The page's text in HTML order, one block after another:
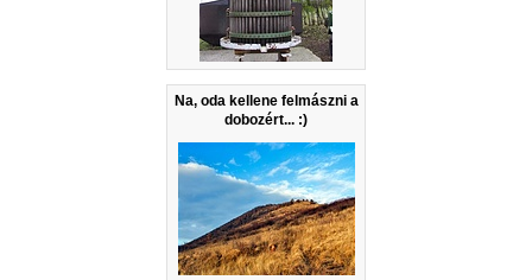
Na, oda kellene felmászni a
dobozért... :)